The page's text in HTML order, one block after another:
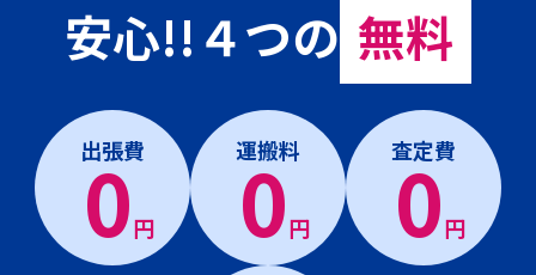
安心!!４つの 無料
出張費
0円
運搬料
0円
査定費
0円